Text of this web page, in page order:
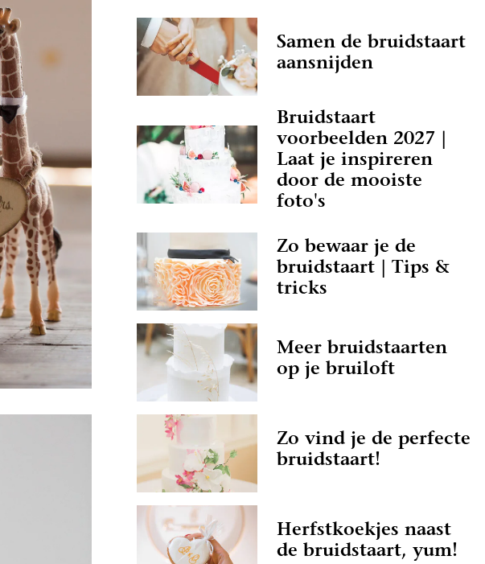
Samen de bruidstaart
aansnijden
Bruidstaart
voorbeelden 2027 |
Laat je inspireren
door de mooiste
foto's
Zo bewaar je de
bruidstaart | Tips &
tricks
Meer bruidstaarten
op je bruiloft
Zo vind je de perfecte
bruidstaart!
Herfstkoekjes naast
de bruidstaart, yum!